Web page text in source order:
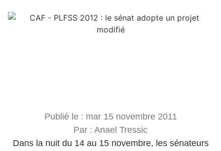
Publié le : mar 15 novembre 2011
Par : Anael Tressic
Dans la nuit du 14 au 15 novembre, les sénateurs